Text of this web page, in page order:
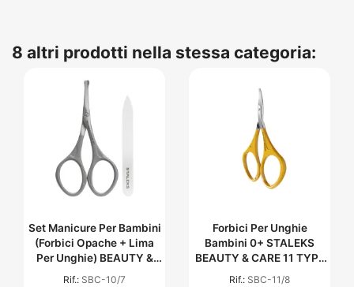
8 altri prodotti nella stessa categoria:
Set Manicure Per Bambini
(forbici Opache + Lima
Per Unghie) BEAUTY &
CARE 10 TYPE 7
Rif.: SBC-10/7
Forbici Per Unghie
Bambini 0+ STALEKS
BEAUTY & CARE 11 TYPE
8 - Gialle
Rif.: SBC-11/8